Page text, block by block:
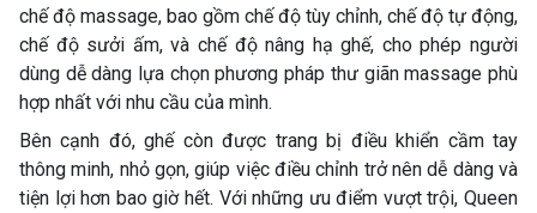
chế độ massage, bao gồm chế độ tùy chỉnh, chế độ tự động,
chế độ sưởi ấm, và chế độ nâng hạ ghế, cho phép người
dùng dễ dàng lựa chọn phương pháp thư giãn massage phù
hợp nhất với nhu cầu của mình.
Bên cạnh đó, ghế còn được trang bị điều khiển cầm tay
thông minh, nhỏ gọn, giúp việc điều chỉnh trở nên dễ dàng và
tiện lợi hơn bao giờ hết. Với những ưu điểm vượt trội, Queen